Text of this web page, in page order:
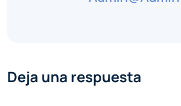
Deja una respuesta